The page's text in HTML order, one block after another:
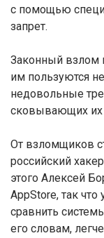
с помощью
запрет.
Законный взлом
им пользуются
недовольные
сковывающих их
От взломщиков
российский
этого Алексей
AppStore, так
сравнить
его словам,